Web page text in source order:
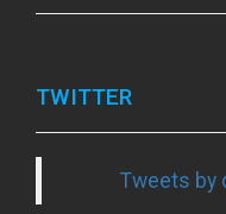
TWITTER
Tweets by